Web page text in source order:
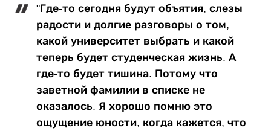
"Где-то сегодня будут объятия, слезы
радости и долгие разговоры о том,
какой университет выбрать и какой
теперь будет студенческая жизнь. А
где-то будет тишина. Потому что
заветной фамилии в списке не
оказалось. Я хорошо помню это
ощущение юности, когда кажется, что